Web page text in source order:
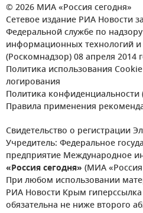
© 2026 МИА «Россия сегодня»
Сетевое издание РИА Новости
Федеральной службе по
информационных технологий
(Роскомнадзор) 08 апреля 2014
Политика использования
логирования
Политика конфиденциальности
Правила применения
Свидетельство о регистрации
Учредитель: Федеральное
предприятие Международное
«Россия сегодня» (МИА «Россия
При любом использовании
РИА Новости Крым
обязательна не ниже второго